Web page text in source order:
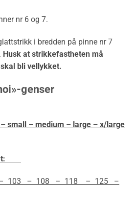
nr 6 og 7.
i bredden på pinne nr 7
Husk at strikkefastheten må
bli vellykket.
genser
small – medium – large – x/large
– 118 – 125 –